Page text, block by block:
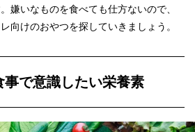
嫌いなものを食べても仕方ないので、
向けのおやつを探していきましょう。
で意識したい栄養素